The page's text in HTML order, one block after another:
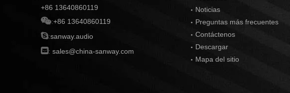
+86 13640860119
:+86 13640860119
:sanway.audio
: sales@china-sanway.com
Noticias
Preguntas más frecuentes
Contáctenos
Descargar
Mapa del sitio